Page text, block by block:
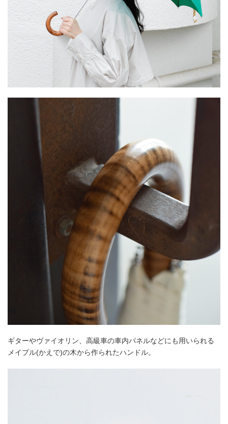
ギターやヴァイオリン、高級車の車内パネルなどにも用いられる
メイプル(かえで)の木から作られたハンドル。